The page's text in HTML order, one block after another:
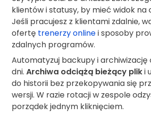
klientów i statusy, by mieć widok na
Jeśli pracujesz z klientami zdalnie,
ofertę trenerzy onlinei sposoby
zdalnych programów.
Automatyzuj backupy i archiwizację
dni. Archiwa odciążą bieżący pliki
do historii bez przekopywania się
wersji. W razie rotacji w zespole
porządek jednym kliknięciem.